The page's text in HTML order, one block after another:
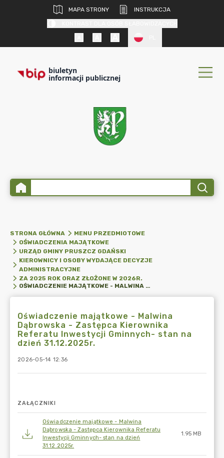
MAPA STRONY
INSTRUKCJA
biuletyn
informacji publicznej
STRONA GŁÓWNA
MENU PRZEDMIOTOWE
OŚWIADCZENIA MAJĄTKOWE
URZĄD GMINY PRUSZCZ GDAŃSKI
KIEROWNICY I OSOBY WYDAJĄCE DECYZJE
ADMINISTRACYJNE
ZA 2025 ROK ORAZ ZŁOŻONE W 2026R.
OŚWIADCZENIE MAJĄTKOWE - MALWINA DĄBROWSKA - ZASTĘPCA KIEROWNIKA REFERATU INWESTYCJI GMINNYCH- STAN NA DZIEŃ 31.12.2025R.
Oświadczenie majątkowe - Malwina
Dąbrowska - Zastępca Kierownika
Referatu Inwestycji Gminnych- stan na
dzień 31.12.2025r.
2026-05-14 12:36
ZAŁĄCZNIKI
Oświadczenie majątkowe - Malwina
Dąbrowska - Zastępca Kierownika Referatu
Inwestycji Gminnych- stan na dzień
31.12.2025r.
1.95 MB